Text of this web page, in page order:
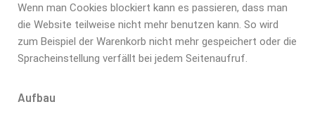
Wenn man Cookies blockiert kann es passieren, dass man
die Website teilweise nicht mehr benutzen kann. So wird
zum Beispiel der Warenkorb nicht mehr gespeichert oder die
Spracheinstellung verfällt bei jedem Seitenaufruf.
Aufbau